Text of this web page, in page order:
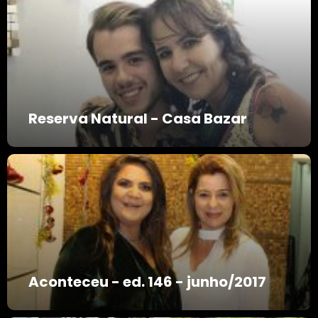
Reserva Natural - Casa Bazar
Aconteceu - ed. 146 - junho/2017